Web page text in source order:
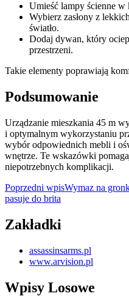
Umieść lampy ścienne w
Wybierz zasłony z
światło.
Dodaj dywan, który
przestrzeni.
Takie elementy poprawiają
Podsumowanie
Urządzanie mieszkania 45 m
i optymalnym wykorzystaniu
wybór odpowiednich mebli i
wnętrze. Te wskazówki
niepotrzebnych komplikacji.
Nawigacja
wpisu
Poprzedni wpisWymaz na
pasuje do brita
Zakładki
assassinsarms.pl
www.arvision.pl
Wpisy Losowe